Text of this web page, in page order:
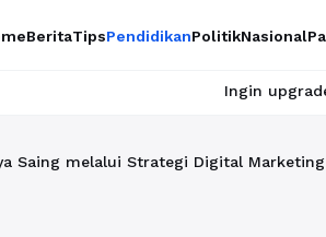
BeritaTipsPendidikanPolitikNasional
Ingin upgrade skill tanpa
Saing melalui Strategi Digital